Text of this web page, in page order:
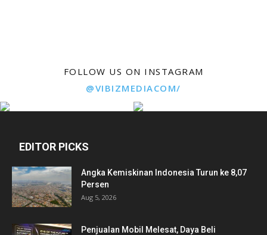
FOLLOW US ON INSTAGRAM
@VIBIZMEDIACOM/
EDITOR PICKS
Angka Kemiskinan Indonesia Turun ke 8,07
Persen
Aug 5, 2026
Penjualan Mobil Melesat, Daya Beli